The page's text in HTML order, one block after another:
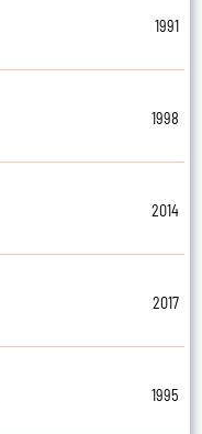
1991
1998
2014
2017
1995